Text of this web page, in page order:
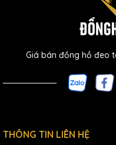
Giá bán đồng hồ đeo
THÔNG TIN LIÊN HỆ